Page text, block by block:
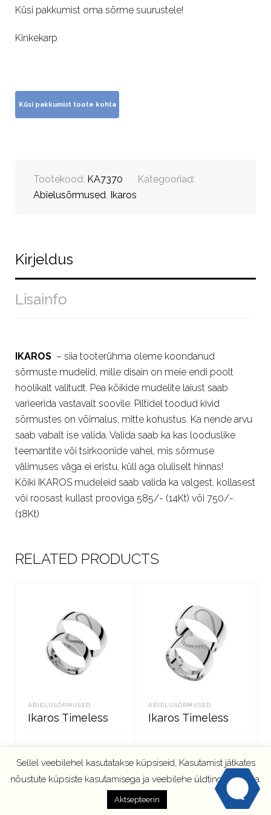
Küsi pakkumist oma sõrme suurustele!
Kinkekarp
Tootekood: KA7370
Kategooriad:
Abielusõrmused, Ikaros
Kirjeldus
Lisainfo
IKAROS – siia tooterühma oleme koondanud
sõrmuste mudelid, mille disain on meie endi poolt
hoolikalt valitudt. Pea kõikide mudelite laiust saab
varieerida vastavalt soovile. Piltidel toodud kivid
sõrmustes on võimalus, mitte kohustus. Ka nende arvu
saab vabalt ise valida. Valida saab ka kas looduslike
teemantite või tsirkoonide vahel, mis sõrmuse
välimuses väga ei eristu, küll aga oluliselt hinnas!
Kõiki IKAROS mudeleid saab valida ka valgest, kollasest
või roosast kullast prooviga 585/- (14Kt) või 750/-
(18Kt)
RELATED PRODUCTS
ABIELUSÕRMUSED
Ikaros Timeless
ABIELUSÕRMUSED
Ikaros Timeless
Sellel veebilehel kasutatakse küpsiseid, Kasutamist jätkates
nõustute küpsiste kasutamisega ja veebilehe üldtingimustega.
Aktsepteerin